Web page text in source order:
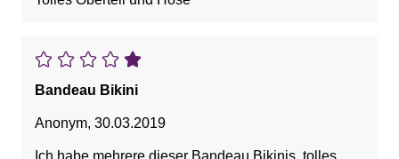
Bandeau Bikini
Anonym, 30.03.2019
Ich habe mehrere dieser Bandeau Bikinis, tolles